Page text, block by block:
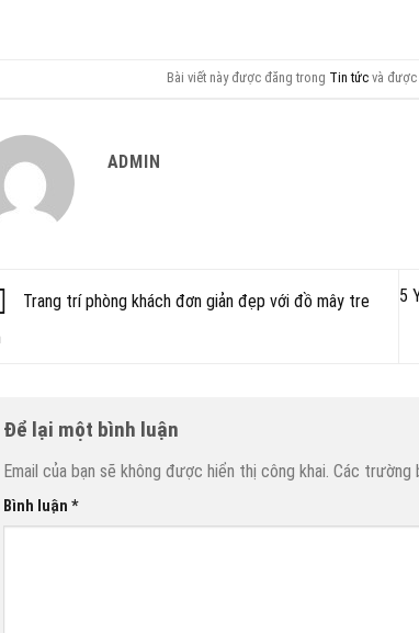
Bài viết này được đăng trong Tin tức và
ADMIN
Trang trí phòng khách đơn giản đẹp với đồ mây tre
5
Để lại một bình luận
Email của bạn sẽ không được hiển thị công khai. Các trường
Bình luận *